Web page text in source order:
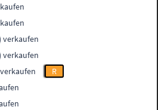
verkaufen
verkaufen
R